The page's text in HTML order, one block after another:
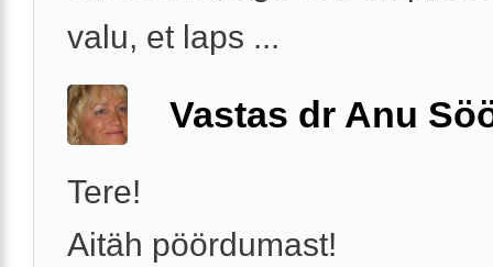
valu, et laps ...
Vastas dr Anu
Tere!
Aitäh pöördumast!